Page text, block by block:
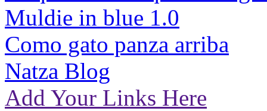
Muldie in blue 1.0
Como gato panza arriba
Natza Blog
Add Your Links Here